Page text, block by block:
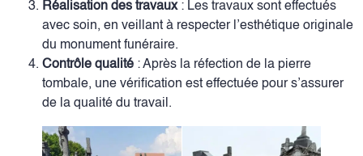
Réalisation des travaux: Les travaux sont effectués
avec soin, en veillant à respecter l’esthétique originale
du monument funéraire.
Contrôle qualité : Après la réfection de la pierre
tombale, une vérification est effectuée pour s’assurer
de la qualité du travail.